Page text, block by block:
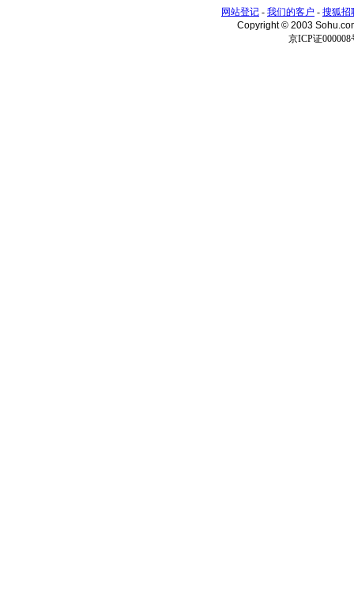
网站登记 - 我们的客户 - 搜狐招
Copyright © 2003
京ICP证